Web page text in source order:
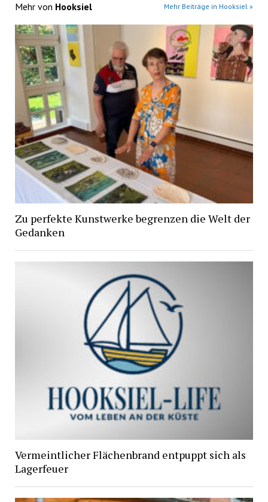
Mehr von Hooksiel Mehr Beiträge in Hooksiel »
Zu perfekte Kunstwerke begrenzen die Welt der
Gedanken
Vermeintlicher Flächenbrand entpuppt sich als
Lagerfeuer